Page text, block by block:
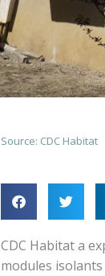
Source: CDC Habitat
CDC Habitat a
modules